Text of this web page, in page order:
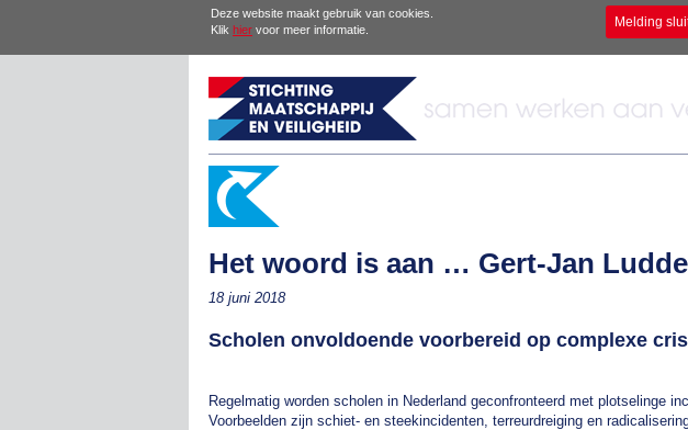
Deze website maakt gebruik van cookies.
Klik hier voor meer informatie. Melding
Het woord is aan … Gert-Jan
18 juni 2018
Scholen onvoldoende voorbereid op complexe
Regelmatig worden scholen in Nederland geconfronteerd met plotselinge
Voorbeelden zijn schiet- en steekincidenten, terreurdreiging en